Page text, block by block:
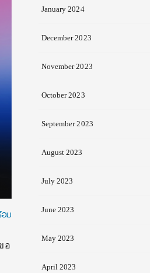
ม
อ
January 2024
December 2023
November 2023
October 2023
September 2023
August 2023
July 2023
June 2023
May 2023
April 2023